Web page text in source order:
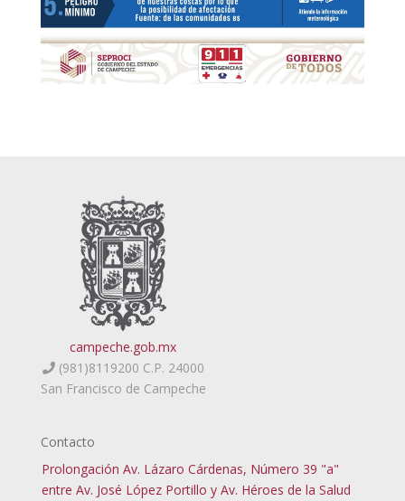
campeche.gob.mx
(981)8119200 C.P. 24000
San Francisco de Campeche
Contacto
Prolongación Av. Lázaro Cárdenas, Número 39 "a"
entre Av. José López Portillo y Av. Héroes de la Salud